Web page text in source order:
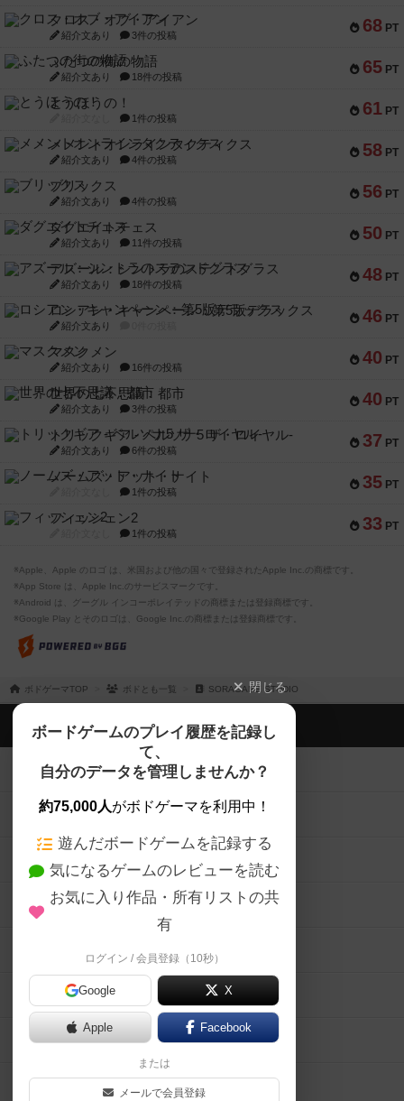
68 PT
クロス・オブ・アイアン
紹介文あり 3件の投稿
65 PT
ふたつの街の物語
紹介文あり 18件の投稿
61 PT
とうほうの！
1件の投稿
58 PT
メメントオンラインタクティクス
紹介文あり 4件の投稿
56 PT
ブリックス
紹介文あり 4件の投稿
50 PT
ダグエイトチェス
紹介文あり 11件の投稿
48 PT
アズール：シントラのステンドグラス
紹介文あり 18件の投稿
46 PT
ロシアン・キャンペーン：第5版デラックス
紹介文あり
40 PT
マスクメン
紹介文あり 16件の投稿
40 PT
世界の七不思議：都市
紹介文あり 3件の投稿
37 PT
トリックギア - ペルソナ5 ザ・ロイヤル-
紹介文あり 6件の投稿
35 PT
ノームズ・アット・ナイト
1件の投稿
33 PT
フィッシェン2
1件の投稿
※Apple、Apple のロゴ は、米国および他の国々で登録されたApple Inc.の商標です。
※App Store は、Apple Inc.のサービスマークです。
※Android は、グーグル インコーポレイテッドの商標または登録商標です。
※Google Play とそのロゴは、Google Inc.の商標または登録商標です。
ボドゲーマTOP ボドとも一覧 SORAGAME STUDIO
閉じる
ボードゲームのプレイ履歴を記録し
て、
自分のデータを管理しませんか？
約75,000人がボドゲーマを利用中！
遊んだボードゲームを記録する
気になるゲームのレビューを読む
お気に入り作品・所有リストの共
有
ログイン / 会員登録（10秒）
Google X
Apple Facebook
または
メールで会員登録
ボドゲーマTOP
ボードゲームを検索する
ボードゲームの新着レビュー
ボードゲーム会情報
メカニクス特集
掲示板・トピックス
ボドとも・会員一覧
ボードゲーム業界コラム
ボドゲーマご利用案内